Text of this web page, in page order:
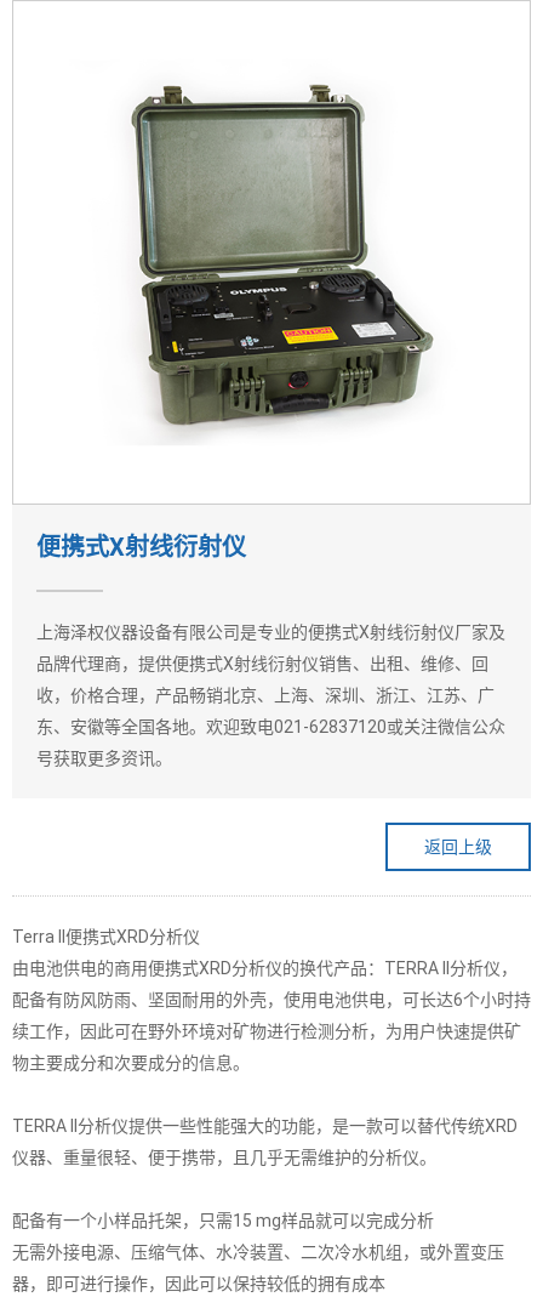
便携式X射线衍射仪
上海泽权仪器设备有限公司是专业的便携式X射线衍射仪厂家及
品牌代理商，提供便携式X射线衍射仪销售、出租、维修、回
收，价格合理，产品畅销北京、上海、深圳、浙江、江苏、广
东、安徽等全国各地。欢迎致电021-62837120或关注微信公众
号获取更多资讯。
返回上级
Terra II便携式XRD分析仪
由电池供电的商用便携式XRD分析仪的换代产品：TERRA II分析仪，
配备有防风防雨、坚固耐用的外壳，使用电池供电，可长达6个小时持
续工作，因此可在野外环境对矿物进行检测分析，为用户快速提供矿
物主要成分和次要成分的信息。
TERRA II分析仪提供一些性能强大的功能，是一款可以替代传统XRD
仪器、重量很轻、便于携带，且几乎无需维护的分析仪。
配备有一个小样品托架，只需15 mg样品就可以完成分析
无需外接电源、压缩气体、水冷装置、二次冷水机组，或外置变压
器，即可进行操作，因此可以保持较低的拥有成本